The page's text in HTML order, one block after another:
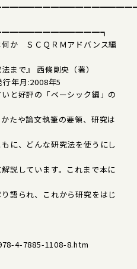
か ＳＣＱＲＭアドバンス編――
まで』 西條剛央（著）
年月:2008年5
と好評の「ベーシック編」の
たや論文執筆の要領、研究は
に、どんな研究法を使うにし
説しています。これまで本に
語られ、これから研究をはじ
4-7885-1108-8.htm